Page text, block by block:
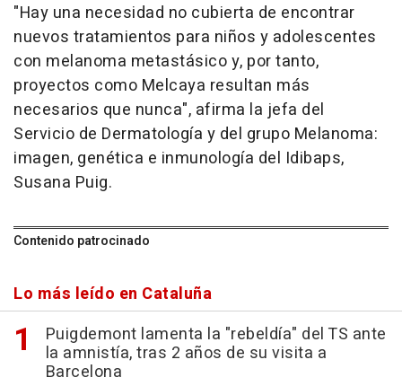
"Hay una necesidad no cubierta de encontrar
nuevos tratamientos para niños y adolescentes
con melanoma metastásico y, por tanto,
proyectos como Melcaya resultan más
necesarios que nunca", afirma la jefa del
Servicio de Dermatología y del grupo Melanoma:
imagen, genética e inmunología del Idibaps,
Susana Puig.
Contenido patrocinado
Lo más leído en Cataluña
Puigdemont lamenta la "rebeldía" del TS ante
la amnistía, tras 2 años de su visita a
Barcelona